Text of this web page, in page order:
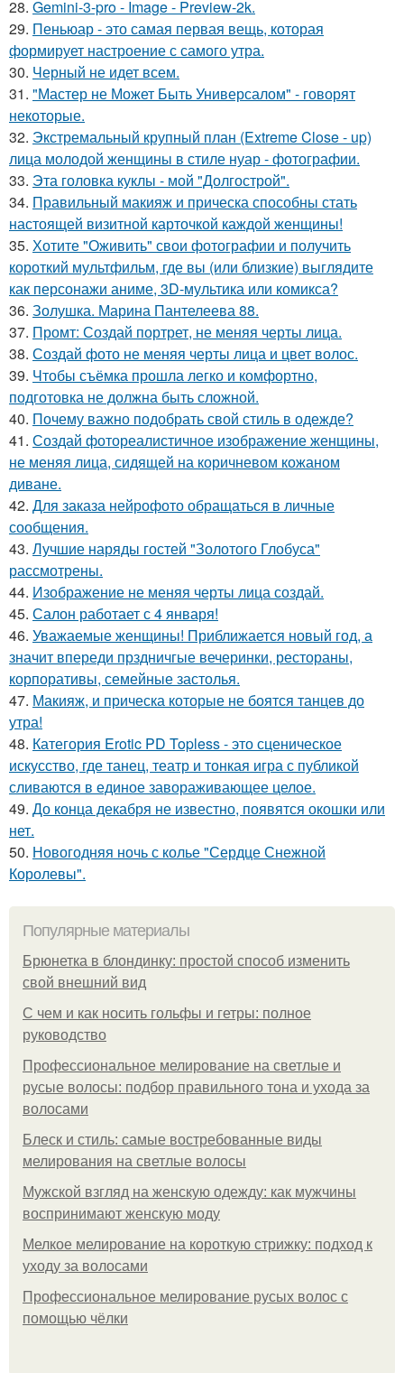
28. Gemini-3-pro - Image - Preview-2k.
29. Пеньюар - это самая первая вещь, которая
формирует настроение с самого утра.
30. Черный не идет всем.
31. "Мастер не Может Быть Универсалом" - говорят
некоторые.
32. Экстремальный крупный план (Extreme Close - up)
лица молодой женщины в стиле нуар - фотографии.
33. Эта головка куклы - мой "Долгострой".
34. Правильный макияж и прическа способны стать
настоящей визитной карточкой каждой женщины!
35. Хотите "Оживить" свои фотографии и получить
короткий мультфильм, где вы (или близкие) выглядите
как персонажи аниме, 3D-мультика или комикса?
36. Золушка. Марина Пантелеева 88.
37. Промт: Создай портрет, не меняя черты лица.
38. Создай фото не меняя черты лица и цвет волос.
39. Чтобы съёмка прошла легко и комфортно,
подготовка не должна быть сложной.
40. Почему важно подобрать свой стиль в одежде?
41. Создай фотореалистичное изображение женщины,
не меняя лица, сидящей на коричневом кожаном
диване.
42. Для заказа нейрофото обращаться в личные
сообщения.
43. Лучшие наряды гостей "Золотого Глобуса"
рассмотрены.
44. Изображение не меняя черты лица создай.
45. Салон работает с 4 января!
46. Уважаемые женщины! Приближается новый год, а
значит впереди прздничгые вечеринки, рестораны,
корпоративы, семейные застолья.
47. Макияж, и прическа которые не боятся танцев до
утра!
48. Категория Erotic PD Topless - это сценическое
искусство, где танец, театр и тонкая игра с публикой
сливаются в единое завораживающее целое.
49. До конца декабря не известно, появятся окошки или
нет.
50. Новогодняя ночь с колье "Сердце Снежной
Королевы".
Популярные материалы
Брюнетка в блондинку: простой способ изменить
свой внешний вид
С чем и как носить гольфы и гетры: полное
руководство
Профессиональное мелирование на светлые и
русые волосы: подбор правильного тона и ухода за
волосами
Блеск и стиль: самые востребованные виды
мелирования на светлые волосы
Мужской взгляд на женскую одежду: как мужчины
воспринимают женскую моду
Мелкое мелирование на короткую стрижку: подход к
уходу за волосами
Профессиональное мелирование русых волос с
помощью чёлки